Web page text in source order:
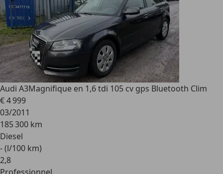
Audi A3Magnifique en 1,6 tdi 105 cv gps Bluetooth Clim
€ 4 999
03/2011
185 300 km
Diesel
- (l/100 km)
2,8